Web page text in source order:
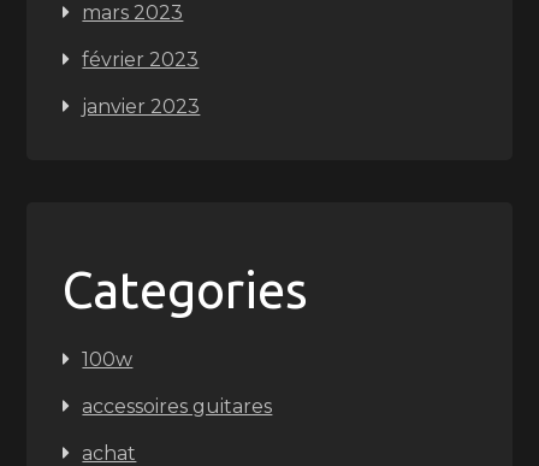
mars 2023
février 2023
janvier 2023
Categories
100w
accessoires guitares
achat